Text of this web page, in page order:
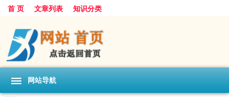
首 页 文章列表 知识分类
网站导航